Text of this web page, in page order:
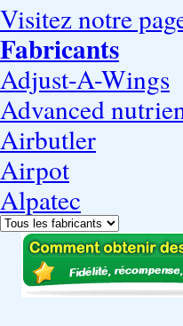
Visitez notre
Fabricants
Adjust-A-Wings
Advanced
Airbutler
Airpot
Alpatec